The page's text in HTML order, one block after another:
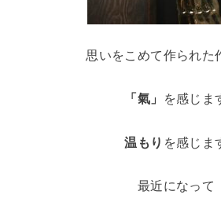
思いをこめて作られた
「氣」 を感じま
温もり を感じま
最近になって